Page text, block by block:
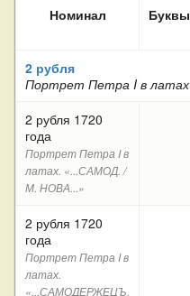
Номинал Буквы
2 рубля
Портрет Петра I в латах
2 рубля 1720
года
Портрет Петра I в
латах. «...САМОД. /
М. НОВА...»
2 рубля 1720
года
Портрет Петра I в
латах.
«...САМОДЕРЖЕЦЪ.